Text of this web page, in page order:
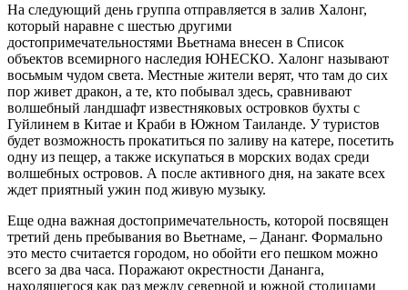
На следующий день группа отправляется в залив Халонг,
который наравне с шестью другими
достопримечательностями Вьетнама внесен в Список
объектов всемирного наследия ЮНЕСКО. Халонг называют
восьмым чудом света. Местные жители верят, что там до сих
пор живет дракон, а те, кто побывал здесь, сравнивают
волшебный ландшафт известняковых островков бухты с
Гуйлинем в Китае и Краби в Южном Таиланде. У туристов
будет возможность прокатиться по заливу на катере, посетить
одну из пещер, а также искупаться в морских водах среди
волшебных островов. А после активного дня, на закате всех
ждет приятный ужин под живую музыку.
Еще одна важная достопримечательность, которой посвящен
третий день пребывания во Вьетнаме, – Дананг. Формально
это место считается городом, но обойти его пешком можно
всего за два часа. Поражают окрестности Дананга,
находящегося как раз между северной и южной столицами